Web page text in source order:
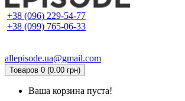
+38 (096) 229-54-77
+38 (099) 765-06-33
allepisode.ua@gmail.com
Товаров 0 (0.00 грн)
Ваша корзина пуста!